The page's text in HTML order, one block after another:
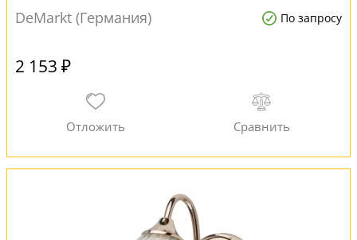
DeMarkt (Германия) По запросу
2 153 ₽